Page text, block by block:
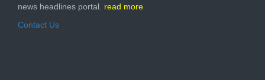
news headlines portal. read more
Contact Us